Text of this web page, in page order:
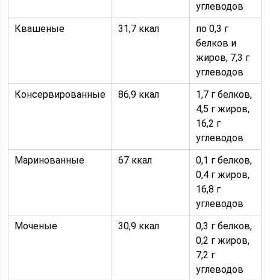
углеводов
Квашеные
31,7 ккал
по 0,3 г
белков и
жиров, 7,3 г
углеводов
Консервированные
86,9 ккал
1,7 г белков,
4,5 г жиров,
16,2 г
углеводов
Маринованные
67 ккал
0,1 г белков,
0,4 г жиров,
16,8 г
углеводов
Моченые
30,9 ккал
0,3 г белков,
0,2 г жиров,
7,2 г
углеводов